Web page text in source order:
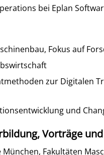
bei Eplan
Fokus auf
zur Digitalen
und
Vorträge
Fakultäten